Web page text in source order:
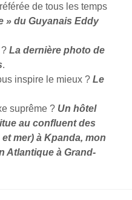
de tous les temps
» du Guyanais Eddy
La dernière photo de
.
inspire le mieux ? Le
suprême ? Un hôtel
au confluent des
mer) à Kpanda, mon
Atlantique à Grand-